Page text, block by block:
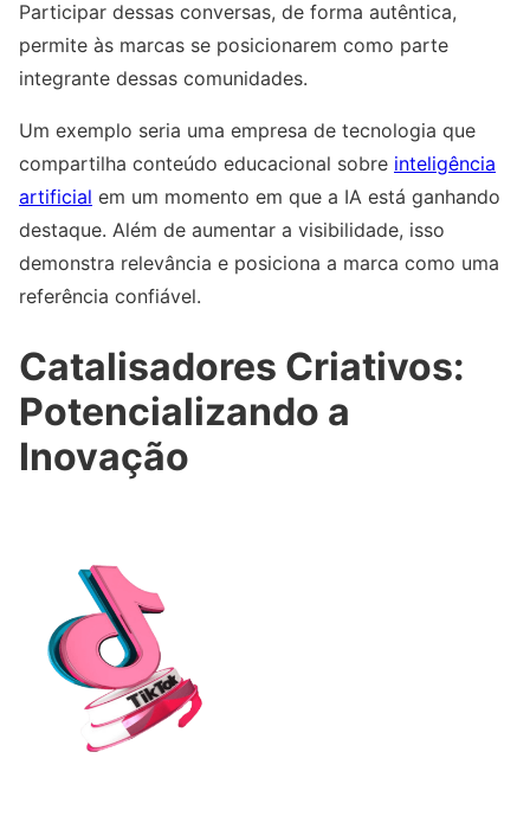
Participar dessas conversas, de forma autêntica,
permite às marcas se posicionarem como parte
integrante dessas comunidades.
Um exemplo seria uma empresa de tecnologia que
compartilha conteúdo educacional sobre inteligência
artificial em um momento em que a IA está ganhando
destaque. Além de aumentar a visibilidade, isso
demonstra relevância e posiciona a marca como uma
referência confiável.
Catalisadores Criativos:
Potencializando a
Inovação